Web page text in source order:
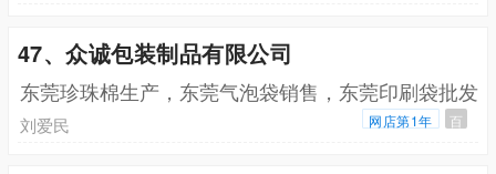
47、众诚包装制品有限公司
东莞珍珠棉生产，东莞气泡袋销售，东莞印刷袋批发
刘爱民 网店第1年 百